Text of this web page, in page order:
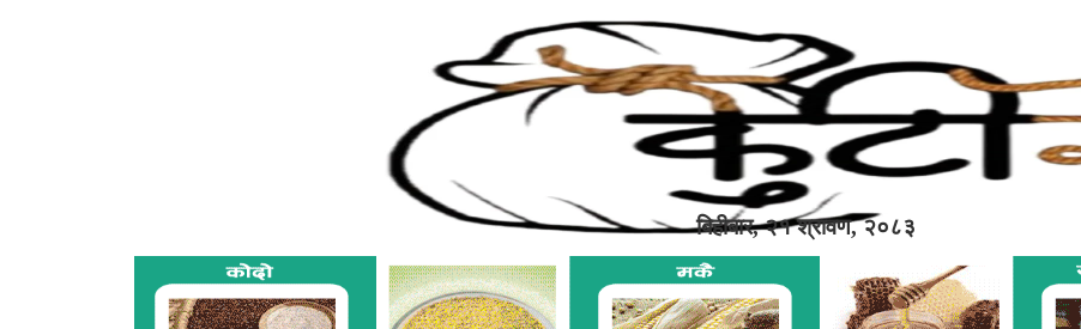
बिहीबार, २१ श्रावण, २०८३